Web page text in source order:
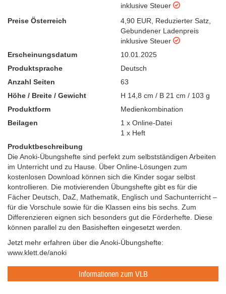
inklusive Steuer
Preise Österreich
4,90 EUR Reduzierter Satz
Gebundener Ladenpreis
inklusive Steuer
Erscheinungsdatum
10.01.2025
Produktsprache
Deutsch
Anzahl Seiten
63
Höhe / Breite / Gewicht
H 14,8 cm / B 21 cm / 103 g
Produktform
Medienkombination
Beilagen
1 x Online-Datei
1 x Heft
Produktbeschreibung
Die Anoki-Übungshefte sind perfekt zum selbstständigen Arbeiten
im Unterricht und zu Hause. Über Online-Lösungen zum
kostenlosen Download können sich die Kinder sogar selbst
kontrollieren. Die motivierenden Übungshefte gibt es für die
Fächer Deutsch, DaZ, Mathematik, Englisch und Sachunterricht –
für die Vorschule sowie für die Klassen eins bis sechs. Zum
Differenzieren eignen sich besonders gut die Förderhefte. Diese
können parallel zu den Basisheften eingesetzt werden.
Jetzt mehr erfahren über die Anoki-Übungshefte:
www.klett.de/anoki
Informationen zum VLB